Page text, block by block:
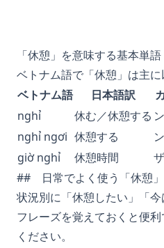
「休憩」を意味する基本単語
ベトナム語で「休憩」は主に
ベトナム語
日本語訳
nghỉ
休む／休憩する
nghỉ ngơi 休憩する
giờ nghỉ
休憩時間
## 日常でよく使う「休憩
状況別に「休憩したい」「
フレーズを覚えておくと便
ください。